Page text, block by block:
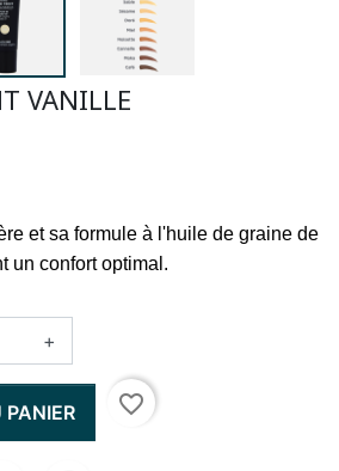
VANILLE
et sa formule à l'huile de graine de
un confort optimal.
+
favorite_border